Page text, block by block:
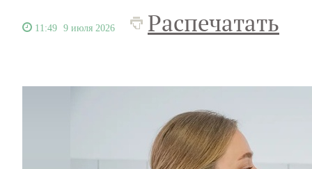
11:49 9 июля 2026 Распечатать